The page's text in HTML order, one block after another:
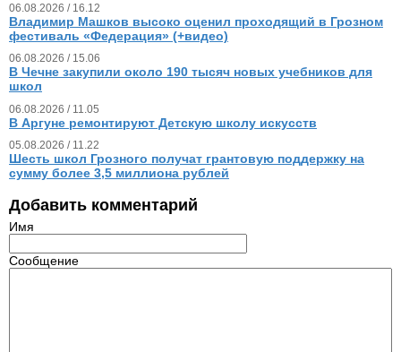
06.08.2026 / 16.12
Владимир Машков высоко оценил проходящий в Грозном
фестиваль «Федерация» (+видео)
06.08.2026 / 15.06
В Чечне закупили около 190 тысяч новых учебников для
школ
06.08.2026 / 11.05
В Аргуне ремонтируют Детскую школу искусств
05.08.2026 / 11.22
Шесть школ Грозного получат грантовую поддержку на
сумму более 3,5 миллиона рублей
Добавить комментарий
Имя
Сообщение